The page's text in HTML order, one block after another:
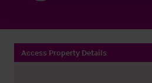
Access Property Details